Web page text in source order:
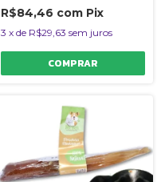
R$84,46 com Pix
3 x de R$29,63 sem juros